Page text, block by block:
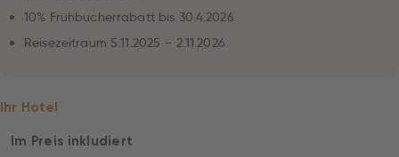
10% Frühbucherrabatt bis 30.4.2026
Reisezeitraum 5.11.2025 – 2.11.2026
Ihr Hotel
Im Preis inkludiert